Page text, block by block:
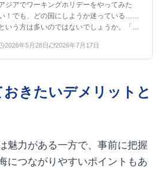
ジアでワーキングホリデーをやってみた
！でも、どの国にしようか迷っている……
という方は多いのではないでしょうか。「韓
2026年5月28日 2026年7月17日
きたいデメリットと
魅力がある一方で、事前に把握
につながりやすいポイントもあ